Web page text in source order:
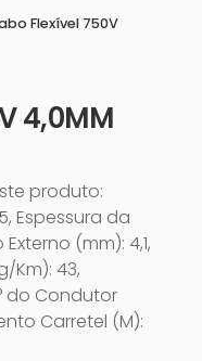
Flexível 750V
4,0MM
produto:
Espessura da
(mm): 4,1,
Km): 43,
do Condutor
Carretel (M):